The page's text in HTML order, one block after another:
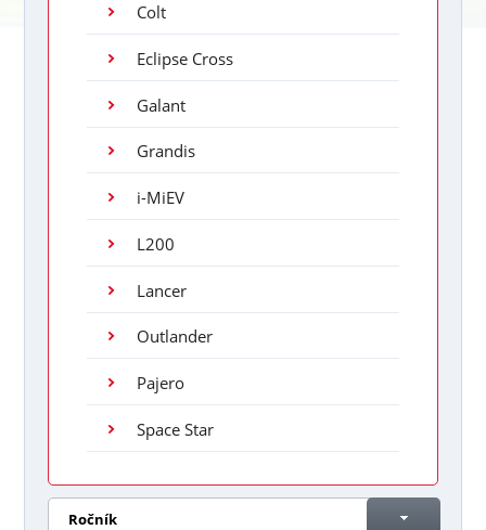
Colt
Eclipse Cross
Galant
Grandis
i-MiEV
L200
Lancer
Outlander
Pajero
Space Star
Ročník